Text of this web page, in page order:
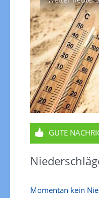
GUTE
Momentan kein